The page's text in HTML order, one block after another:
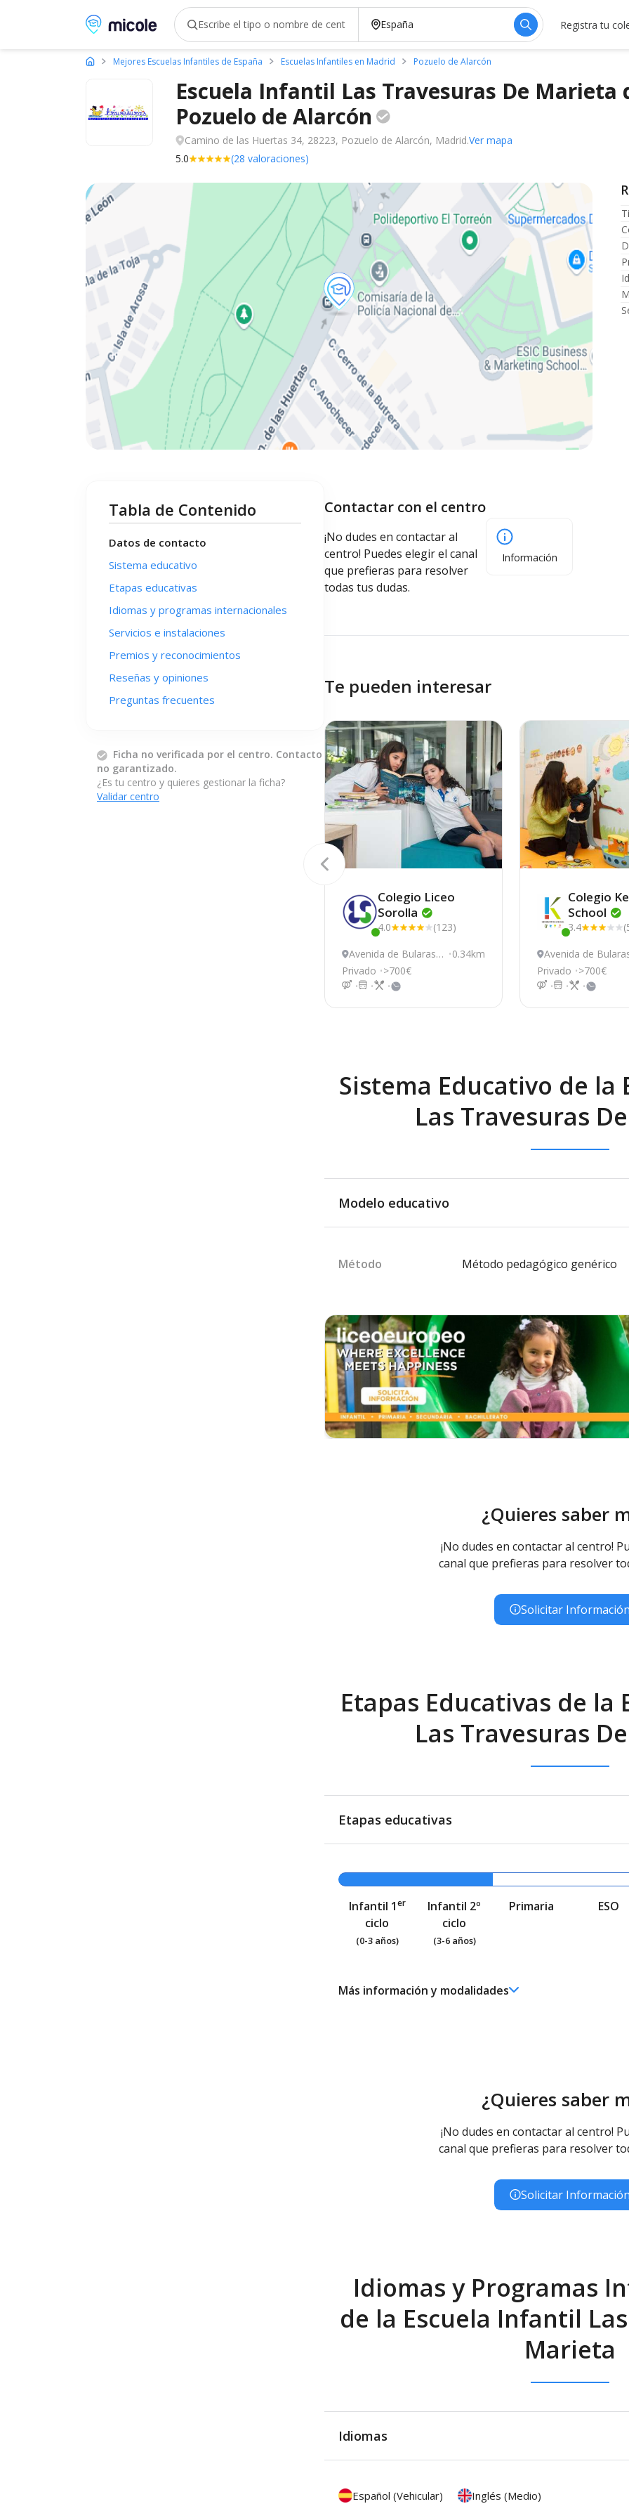
Micole, buscador de colegios Registra tu
Mejores Escuelas Infantiles de España Escuelas Infantiles en Madrid Pozuelo de Alarcón
Escuela Infantil Las Travesuras De Marieta
Pozuelo de Alarcón
Camino de las Huertas 34, 28223, Pozuelo de Alarcón, Madrid.Ver mapa
5.0
(28 valoraciones)
Tabla de Contenido
Datos de contacto
Sistema educativo
Etapas educativas
Idiomas y programas internacionales
Servicios e instalaciones
Premios y reconocimientos
Reseñas y opiniones
Preguntas frecuentes
Ficha no verificada por el centro. Contacto
no garantizado.
¿Es tu centro y quieres gestionar la ficha?
Validar centro
Contactar con el centro
¡No dudes en contactar al
centro! Puedes elegir el canal
que prefieras para resolver
todas tus dudas.
Información
Te pueden interesar
Colegio Liceo
Sorolla
4.0
(123)
Avenida de Bularas
4, Pozuelo de Alarcó
n
0.34km
Privado
>700€
Colegio
School
3.4
Avenida de
2, Pozuelo de
n
Privado
>700€
Sistema Educativo de la
Las Travesuras
Modelo educativo
Método Método pedagógico genérico
¿Quieres saber
¡No dudes en contactar al centro!
canal que prefieras para resolver
Solicitar Información
Etapas Educativas de la
Las Travesuras
Etapas educativas
Infantil 1er
ciclo
(0-3 años)
Infantil 2º
ciclo
(3-6 años)
Primaria ESO
Más información y modalidades
¿Quieres saber
¡No dudes en contactar al centro!
canal que prefieras para resolver
Solicitar Información
Idiomas y Programas
de la Escuela Infantil
Marieta
Idiomas
Español (Vehicular) Inglés (Medio)